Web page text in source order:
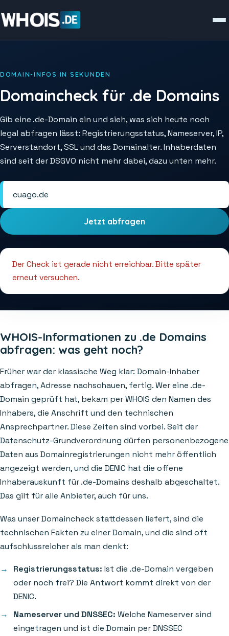
DOMAIN-INFOS IN SEKUNDEN
Domaincheck für .de Domains
Gib eine .de-Domain ein und sieh, was sich heute noch
legal abfragen lässt: Registrierungsstatus, Nameserver, IP,
Serverstandort, SSL und das Domainalter. Inhaberdaten
sind seit der DSGVO nicht mehr dabei, dazu unten mehr.
Jetzt abfragen
Der Check ist gerade nicht erreichbar. Bitte später
erneut versuchen.
WHOIS-Informationen zu .de Domains
abfragen: was geht noch?
Früher war der klassische Weg klar: Domain-Inhaber
abfragen, Adresse nachschauen, fertig. Wer eine .de-
Domain geprüft hat, bekam per WHOIS den Namen des
Inhabers, die Anschrift und den technischen
Ansprechpartner. Diese Zeiten sind vorbei. Seit der
Datenschutz-Grundverordnung dürfen personenbezogene
Daten aus Domainregistrierungen nicht mehr öffentlich
angezeigt werden, und die DENIC hat die offene
Inhaberauskunft für .de-Domains deshalb abgeschaltet.
Das gilt für alle Anbieter, auch für uns.
Was unser Domaincheck stattdessen liefert, sind die
technischen Fakten zu einer Domain, und die sind oft
aufschlussreicher als man denkt:
Registrierungsstatus: Ist die .de-Domain vergeben
oder noch frei? Die Antwort kommt direkt von der
DENIC.
Nameserver und DNSSEC: Welche Nameserver sind
eingetragen und ist die Domain per DNSSEC